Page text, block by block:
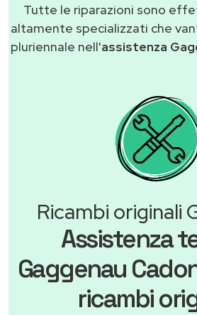
Tutte le riparazioni sono
altamente specializzati che
pluriennale nell'assistenza
Ricambi originali
Assistenza
Gaggenau
ricambi